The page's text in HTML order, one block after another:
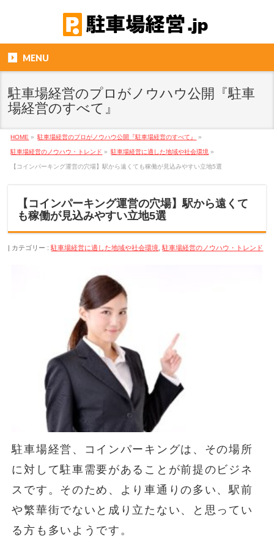
MENU
駐車場経営のプロがノウハウ公開『駐車
場経営のすべて』
HOME » 駐車場経営のプロがノウハウ公開『駐車場経営のすべて』 »
駐車場経営のノウハウ・トレンド » 駐車場経営に適した地域や社会環境 »
【コインパーキング運営の穴場】駅から遠くても稼働が見込みやすい立地5選
【コインパーキング運営の穴場】駅から遠くて
も稼働が見込みやすい立地5選
カテゴリー :駐車場経営に適した地域や社会環境 ,駐車場経営のノウハウ・トレンド
駐車場経営、コインパーキングは、その場所
に対して駐車需要があることが前提のビジネ
スです。そのため、より車通りの多い、駅前
や繁華街でないと成り立たない、と思ってい
る方も多いようです。